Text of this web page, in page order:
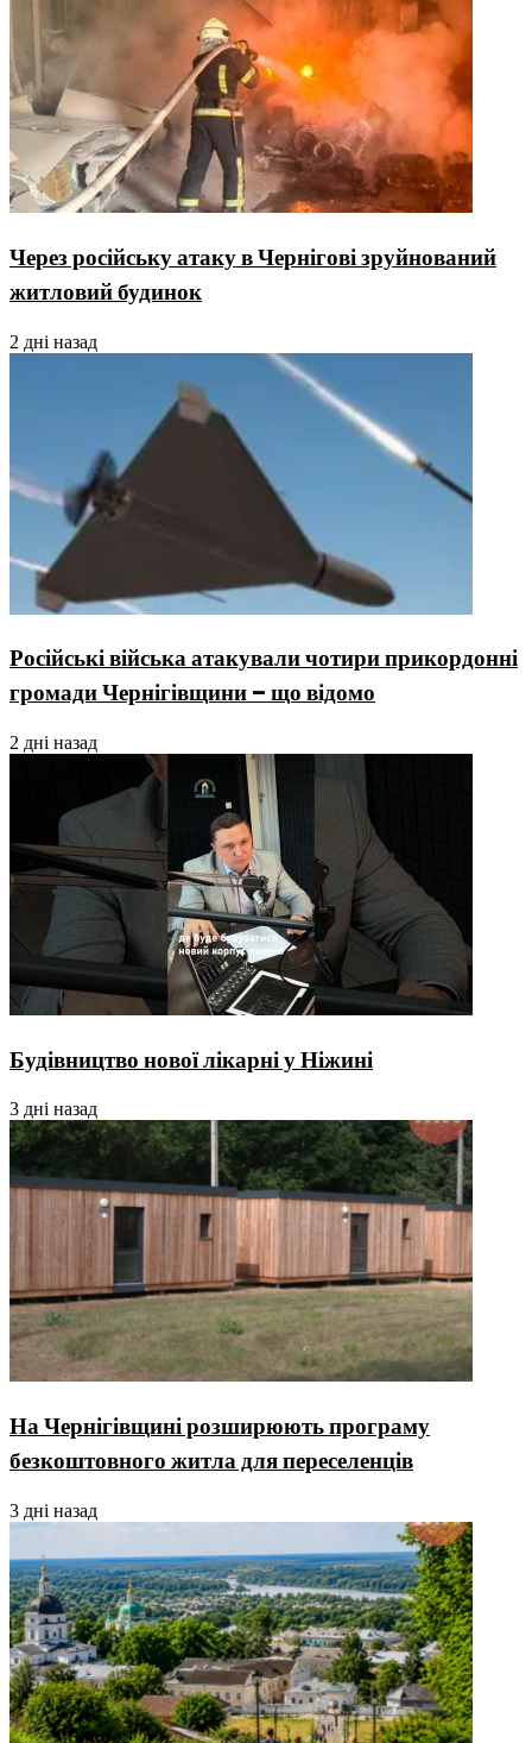
Через російську атаку в Чернігові зруйнований
житловий будинок
2 дні назад
Російські війська атакували чотири прикордонні
громади Чернігівщини – що відомо
2 дні назад
Будівництво нової лікарні у Ніжині
3 дні назад
На Чернігівщині розширюють програму
безкоштовного житла для переселенців
3 дні назад